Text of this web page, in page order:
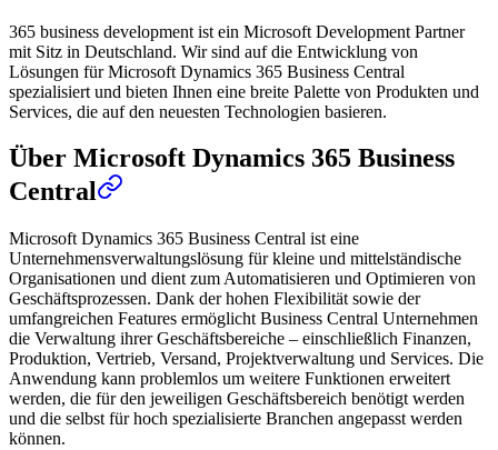
365 business development ist ein Microsoft Development Partner
mit Sitz in Deutschland. Wir sind auf die Entwicklung von
Lösungen für Microsoft Dynamics 365 Business Central
spezialisiert und bieten Ihnen eine breite Palette von Produkten und
Services, die auf den neuesten Technologien basieren.
Über Microsoft Dynamics 365 Business
Central
Microsoft Dynamics 365 Business Central ist eine
Unternehmensverwaltungslösung für kleine und mittelständische
Organisationen und dient zum Automatisieren und Optimieren von
Geschäftsprozessen. Dank der hohen Flexibilität sowie der
umfangreichen Features ermöglicht Business Central Unternehmen
die Verwaltung ihrer Geschäftsbereiche – einschließlich Finanzen,
Produktion, Vertrieb, Versand, Projektverwaltung und Services. Die
Anwendung kann problemlos um weitere Funktionen erweitert
werden, die für den jeweiligen Geschäftsbereich benötigt werden
und die selbst für hoch spezialisierte Branchen angepasst werden
können.